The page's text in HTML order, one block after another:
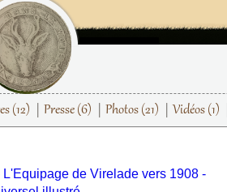
(12) Presse (6) Photos (21) Vidéos (1)